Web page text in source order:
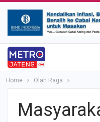
Home Olah Raga